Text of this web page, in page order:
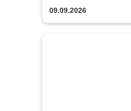
09.09.2026